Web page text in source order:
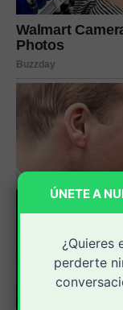
ÚNETE A
¿Quieres
perderte